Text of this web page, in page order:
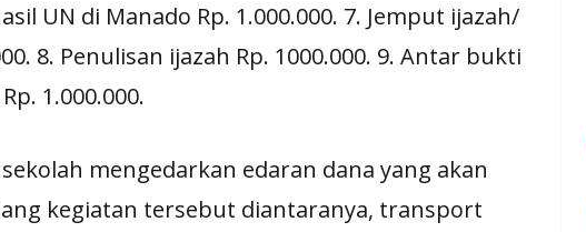
UN di Manado Rp. 1.000.000. 7. Jemput ijazah/
8. Penulisan ijazah Rp. 1000.000. 9. Antar bukti
1.000.000.
mengedarkan edaran dana yang akan
kegiatan tersebut diantaranya, transport